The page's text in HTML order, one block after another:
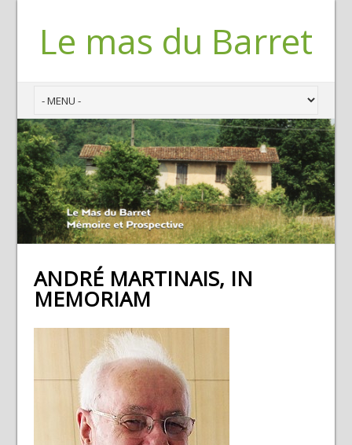
Le mas du Barret
ANDRÉ MARTINAIS, IN
MEMORIAM